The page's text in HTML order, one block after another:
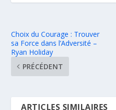
Choix du Courage : Trouver
sa Force dans l’Adversité –
Ryan Holiday
PRÉCÉDENT
ARTICLES SIMILAIRES